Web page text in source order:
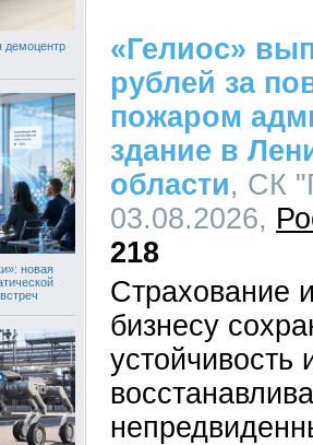
демоцентр
новая
«Гелиос»
рублей за
пожаром
здание в
области, СК
03.08.2026,
218
Страхование
бизнесу
устойчивость